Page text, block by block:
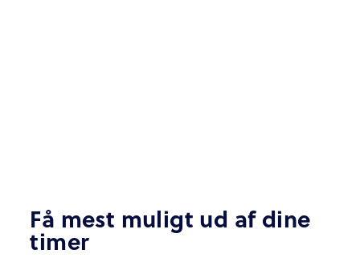
Få mest muligt ud af dine
timer